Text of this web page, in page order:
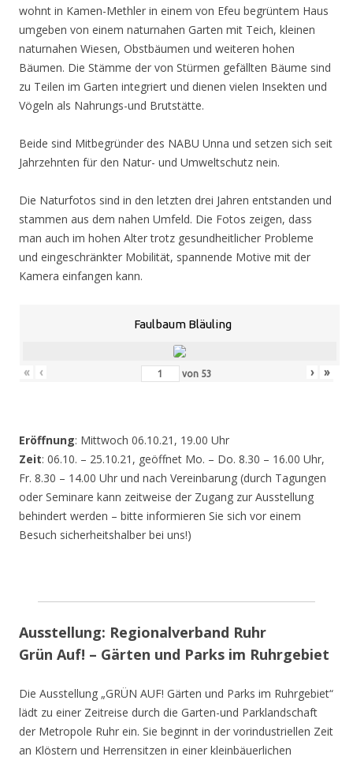
wohnt in Kamen-Methler in einem von Efeu begrüntem Haus
umgeben von einem naturnahen Garten mit Teich, kleinen
naturnahen Wiesen, Obstbäumen und weiteren hohen
Bäumen. Die Stämme der von Stürmen gefällten Bäume sind
zu Teilen im Garten integriert und dienen vielen Insekten und
Vögeln als Nahrungs-und Brutstätte.
Beide sind Mitbegründer des NABU Unna und setzen sich seit
Jahrzehnten für den Natur- und Umweltschutz nein.
Die Naturfotos sind in den letzten drei Jahren entstanden und
stammen aus dem nahen Umfeld. Die Fotos zeigen, dass
man auch im hohen Alter trotz gesundheitlicher Probleme
und eingeschränkter Mobilität, spannende Motive mit der
Kamera einfangen kann.
Faulbaum Bläuling
« ‹ von 53 › »
Eröffnung: Mittwoch 06.10.21, 19.00 Uhr
Zeit: 06.10. – 25.10.21, geöffnet Mo. – Do. 8.30 – 16.00 Uhr,
Fr. 8.30 – 14.00 Uhr und nach Vereinbarung (durch Tagungen
oder Seminare kann zeitweise der Zugang zur Ausstellung
behindert werden – bitte informieren Sie sich vor einem
Besuch sicherheitshalber bei uns!)
Ausstellung: Regionalverband Ruhr
Grün Auf! – Gärten und Parks im Ruhrgebiet
Die Ausstellung „GRÜN AUF! Gärten und Parks im Ruhrgebiet“
lädt zu einer Zeitreise durch die Garten-und Parklandschaft
der Metropole Ruhr ein. Sie beginnt in der vorindustriellen Zeit
an Klöstern und Herrensitzen in einer kleinbäuerlichen